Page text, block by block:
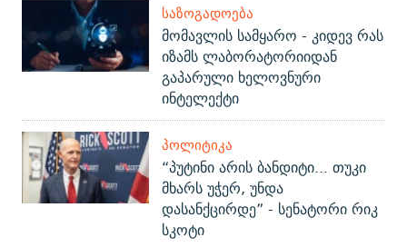
ᲡᲐᲖᲝᲒᲐᲓᲝᲔᲑᲐ
მომავლის სამყარო - კიდევ რას
იზამს ლაბორატორიიდან
გაპარული ხელოვნური
ინტელექტი
ᲞᲝᲚᲘᲢᲘᲙᲐ
“პუტინი არის ბანდიტი... თუკი
მხარს უჭერ, უნდა
დასანქცირდე” - სენატორი რიკ
სკოტი